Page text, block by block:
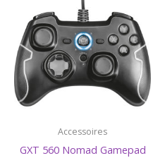
Accessoires
GXT 560 Nomad Gamepad